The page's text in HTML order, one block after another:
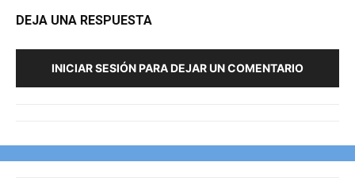
DEJA UNA RESPUESTA
INICIAR SESIÓN PARA DEJAR UN COMENTARIO